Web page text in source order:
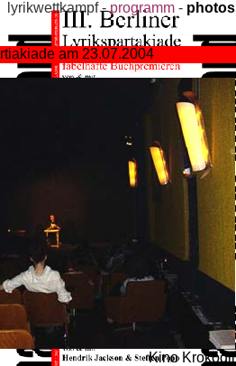
lyrikwettkampf -programm - photos
am 23.07.2004
Kino Krokodil